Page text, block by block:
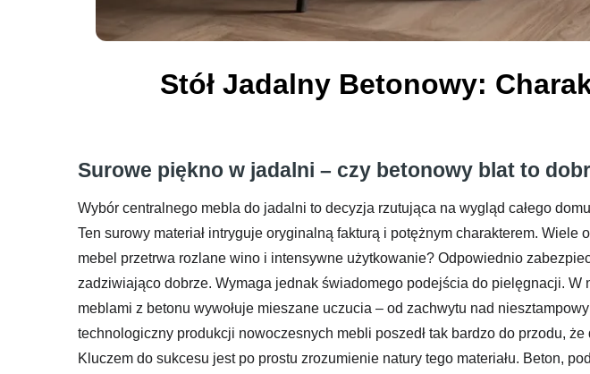
Stół Jadalny Betonowy:
Surowe piękno w jadalni – czy betonowy blat to
Wybór centralnego mebla do jadalni to decyzja rzutująca na wygląd całego
Ten surowy materiał intryguje oryginalną fakturą i potężnym charakterem.
mebel przetrwa rozlane wino i intensywne użytkowanie? Odpowiednio
zadziwiająco dobrze. Wymaga jednak świadomego podejścia do pielęgnacji.
meblami z betonu wywołuje mieszane uczucia – od zachwytu nad
technologiczny produkcji nowoczesnych mebli poszedł tak bardzo do przodu,
Kluczem do sukcesu jest po prostu zrozumienie natury tego materiału. Beton,